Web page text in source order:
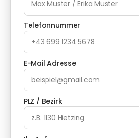
Telefonnummer
E-Mail Adresse
PLZ / Bezirk